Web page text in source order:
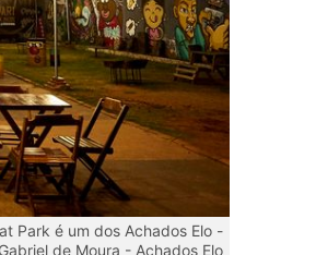
Park é um dos Achados Elo -
Gabriel de Moura - Achados Elo